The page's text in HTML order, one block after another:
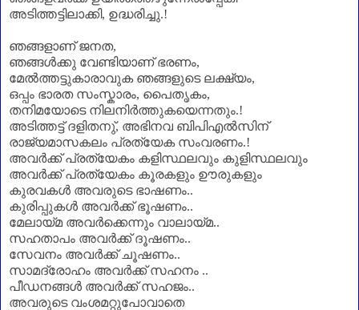
അടിത്തട്ടിലാക്കി, ഉദ്ധരിച്ചു.!
ഞങ്ങളാണ്‌ ജനത,
ഞങ്ങൾക്കു വേണ്ടിയാണ്‌ ഭരണം,
മേൽത്തട്ടുകാരാവുക ഞങ്ങളുടെ ലക്ഷ്യം,
ഒപ്പം ഭാരത സംസ്കാരം, പൈതൃകം,
തനിമയോടെ നിലനിർത്തുകയെന്നതും.!
അടിത്തട്ട് ദളിതനു്, അഭിനവ ബിപിഎൽസിന്‌
രാജ്യമാസകലം പ്രത്യേക സംവരണം.!
അവർക്ക് പ്രത്യേകം കളിസ്ഥലവും കുളിസ്ഥലവും
അവർക്ക് പ്രത്യേകം കൂരകളും ഊരുകളും
കുരവകൾ അവരുടെ ഭാഷണം..
കുരിപ്പുകൾ അവർക്ക് ഭൂഷണം..
മേലായ്മ അവർക്കെന്നും വാലായ്മ..
സഹതാപം അവർക്ക് ദൂഷണം..
സേവനം അവർക്ക് ചൂഷണം..
സാമദ്രോഹം അവർക്ക് സഹനം ..
പീഡനങ്ങൾ അവർക്ക് സഹജം..
അവരുടെ വംശമറ്റുപോവാതെ